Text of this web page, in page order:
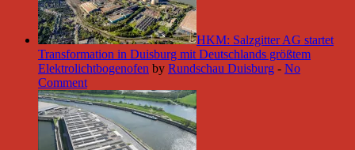
HKM: Salzgitter AG startet
Transformation in Duisburg mit Deutschlands größtem
Elektrolichtbogenofen by Rundschau Duisburg - No
Comment